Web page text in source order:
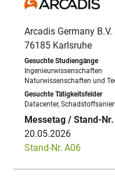
Arcadis Germany B.V.
76185 Karlsruhe
Ingenieurwissenschaften
Naturwissenschaften und
Datacenter,
20.05.2026
Stand-Nr. A06